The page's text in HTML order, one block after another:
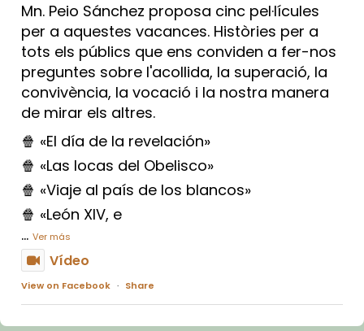
Mn. Peio Sánchez proposa cinc pel·lícules
per a aquestes vacances. Històries per a
tots els públics que ens conviden a fer-nos
preguntes sobre l'acollida, la superació, la
convivència, la vocació i la nostra manera
de mirar els altres.
🍿 «El día de la revelación»
🍿 «Las locas del Obelisco»
🍿 «Viaje al país de los blancos»
🍿 «León XIV, e
... Ver más
Vídeo
View on Facebook · Share